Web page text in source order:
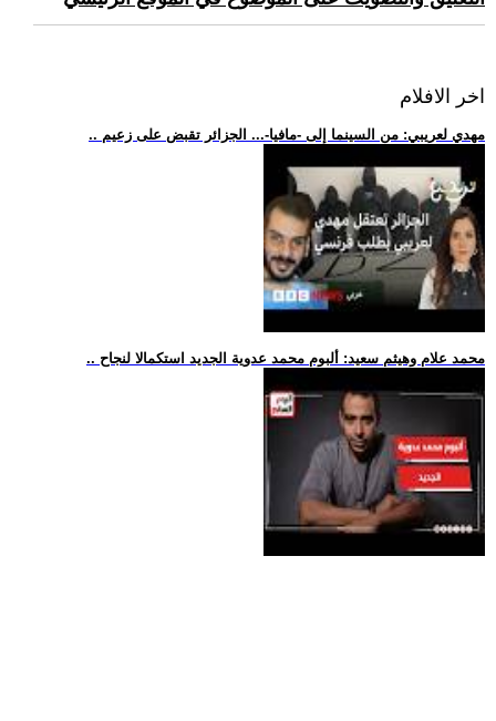
اخر الافلام
.. مهدي لعريبي: من السينما إلى -مافيا-... الجزائر تقبض على زعيم
.. محمد علام وهيثم سعيد: ألبوم محمد عدوية الجديد استكمالا لنجاح